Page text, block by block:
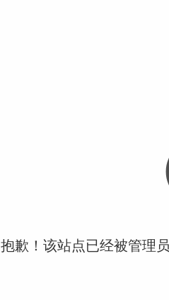
抱歉！该站点已经被管理